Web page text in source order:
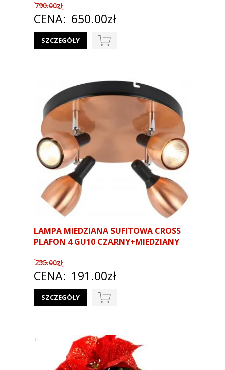
790.00zł
CENA: 650.00zł
SZCZEGÓŁY
LAMPA MIEDZIANA SUFITOWA CROSS
PLAFON 4 GU10 CZARNY+MIEDZIANY
255.00zł
CENA: 191.00zł
SZCZEGÓŁY